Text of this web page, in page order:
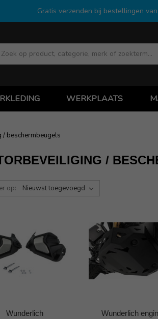
Gratis verzenden bij bestellingen
Zoek
WERKPLAATS
beschermbeugels
/
op:
Wunderlich
Wunderlich